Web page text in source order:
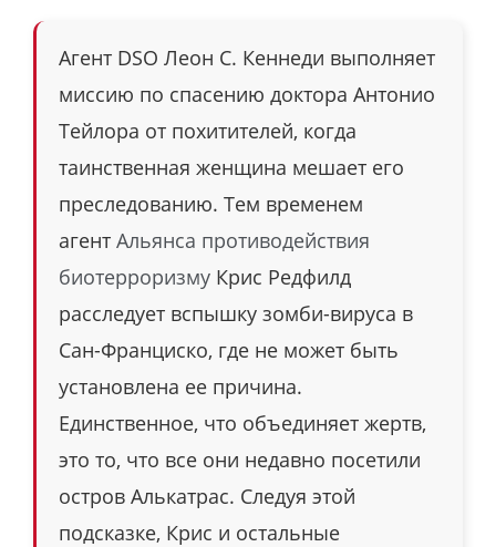
Агент DSO Леон С. Кеннеди выполняет
миссию по спасению доктора Антонио
Тейлора от похитителей, когда
таинственная женщина мешает его
преследованию. Тем временем
агент Альянса противодействия
биотерроризму Крис Редфилд
расследует вспышку зомби-вируса в
Сан-Франциско, где не может быть
установлена ее причина.
Единственное, что объединяет жертв,
это то, что все они недавно посетили
остров Алькатрас. Следуя этой
подсказке, Крис и остальные